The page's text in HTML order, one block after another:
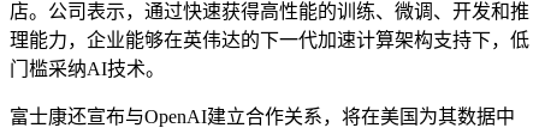
店。公司表示，通过快速获得高性能的训练、微调、开发和推
理能力，企业能够在英伟达的下一代加速计算架构支持下，低
门槛采纳AI技术。
富士康还宣布与OpenAI建立合作关系，将在美国为其数据中